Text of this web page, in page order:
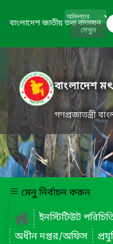
বাংলাদেশ জাতীয় তথ্য বাতায়ন
দেখুন
বাংলাদেশ
গণপ্রজাতন্ত্রী
মেনু নির্বাচন করুন
ইনস্টিটিউট
অধীন দপ্তর/অফিস